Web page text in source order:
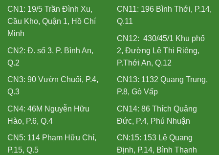
CN1: 19/5 Trần Đình Xu,
Cầu Kho, Quận 1, Hồ Chí
Minh
CN2: Đ. số 3, P. Bình An,
Q.2
CN3: 90 Vườn Chuối, P.4,
Q.3
CN4: 46M Nguyễn Hữu
Hào, P.6, Q.4
CN5: 114 Phạm Hữu Chí,
P.15, Q.5
CN11: 196 Bình Thới, P.14,
Q.11
CN12: 430/45/1 Khu phố
2, Đường Lê Thị Riêng,
P.Thới An, Q.12
CN13: 1132 Quang Trung,
P.8, Gò Vấp
CN14: 86 Thích Quảng
Đức, P.4, Phú Nhuận
CN:15: 153 Lê Quang
Định, P.14, Bình Thạnh